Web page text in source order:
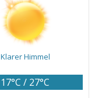
Klarer Himmel
17°C / 27°C